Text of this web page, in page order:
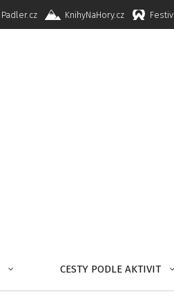
Padler.cz KnihyNaHory.cz
CESTY PODLE AKTIVIT